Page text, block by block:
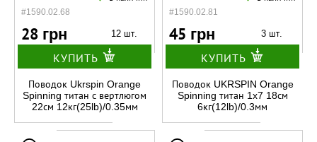
#1590.02.68
28 грн 12 шт.
КУПИТЬ
Поводок Ukrspin Orange
Spinning титан с вертлюгом
22см 12кг(25lb)/0.35мм
#1590.02.81
45 грн 3 шт.
КУПИТЬ
Поводок UKRSPIN Orange
Spinning титан 1x7 18см
6кг(12lb)/0.3мм